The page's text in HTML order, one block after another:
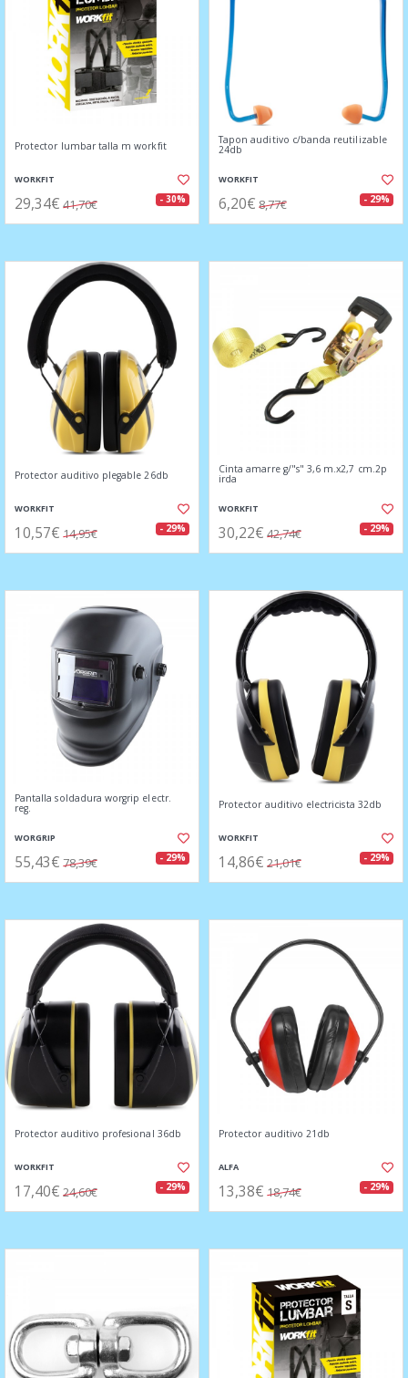
Protector lumbar talla m workfit
WORKFIT
29,34€ 41,70€ - 30%
Tapon auditivo c/banda reutilizable
24db
WORKFIT
6,20€ 8,77€ - 29%
Protector auditivo plegable 26db
WORKFIT
10,57€ 14,95€ - 29%
Cinta amarre g/"s" 3,6 m.x2,7 cm.2p
irda
WORKFIT
30,22€ 42,74€ - 29%
Pantalla soldadura worgrip electr.
reg.
WORGRIP
55,43€ 78,39€ - 29%
Protector auditivo electricista 32db
WORKFIT
14,86€ 21,01€ - 29%
Protector auditivo profesional 36db
WORKFIT
17,40€ 24,60€ - 29%
Protector auditivo 21db
ALFA
13,38€ 18,74€ - 29%